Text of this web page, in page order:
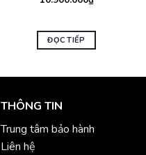
ĐỌC TIẾP
THÔNG TIN
Trung tâm bảo hành
Liên hệ